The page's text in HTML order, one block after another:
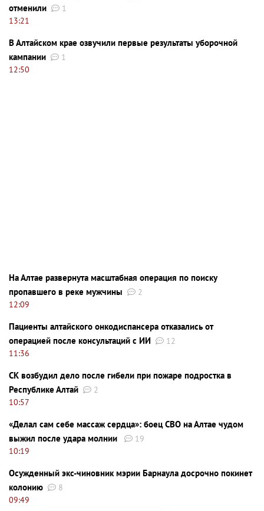
отменили
1
13:21
В Алтайском крае озвучили первые результаты уборочной
кампании
1
12:50
На Алтае развернута масштабная операция по поиску
пропавшего в реке мужчины
2
12:09
Пациенты алтайского онкодиспансера отказались от
операцией после консультаций с ИИ
12
11:36
СК возбудил дело после гибели при пожаре подростка в
Республике Алтай
2
10:57
«Делал сам себе массаж сердца»: боец СВО на Алтае чудом
выжил после удара молнии
19
10:19
Осужденный экс-чиновник мэрии Барнаула досрочно покинет
колонию
8
09:49